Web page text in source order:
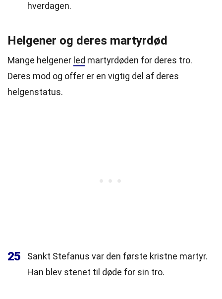
hverdagen.
Helgener og deres martyrdød
Mange helgener led martyrdøden for deres tro.
Deres mod og offer er en vigtig del af deres
helgenstatus.
25
Sankt Stefanus var den første kristne martyr.
Han blev stenet til døde for sin tro.